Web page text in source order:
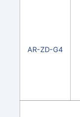
AR-ZD-G4